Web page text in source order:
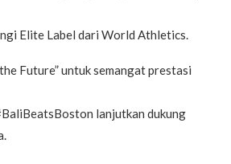
Elite Label dari World Athletics.
Future” untuk semangat prestasi
lanjutkan dukung